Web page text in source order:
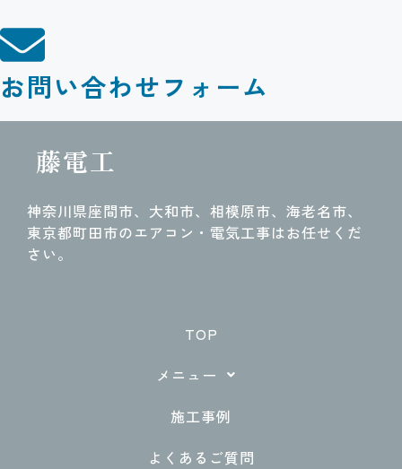
お問い合わせフォーム
藤電工
神奈川県座間市、大和市、相模原市、海老名市、
東京都町田市のエアコン・電気工事はお任せくだ
さい。
TOP
メニュー
施工事例
よくあるご質問